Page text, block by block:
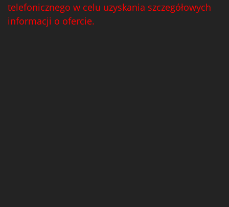
telefonicznego w celu uzyskania szczegółowych
informacji o ofercie.